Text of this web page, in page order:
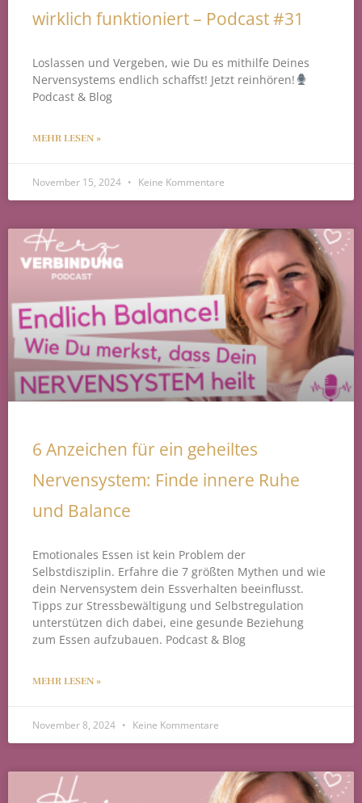
wirklich funktioniert – Podcast #31
Loslassen und Vergeben, wie Du es mithilfe Deines
Nervensystems endlich schaffst! Jetzt reinhören!
Podcast & Blog
MEHR LESEN »
November 15, 2024 Keine Kommentare
6 Anzeichen für ein geheiltes
Nervensystem: Finde innere Ruhe
und Balance
Emotionales Essen ist kein Problem der
Selbstdisziplin. Erfahre die 7 größten Mythen und wie
dein Nervensystem dein Essverhalten beeinflusst.
Tipps zur Stressbewältigung und Selbstregulation
unterstützen dich dabei, eine gesunde Beziehung
zum Essen aufzubauen. Podcast & Blog
MEHR LESEN »
November 8, 2024 Keine Kommentare